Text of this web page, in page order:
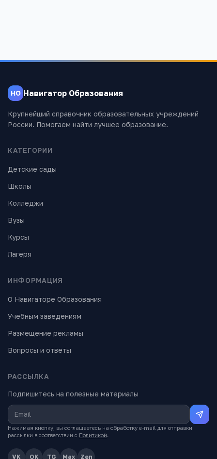
НО Навигатор Образования
Крупнейший справочник образовательных учреждений
России. Помогаем найти лучшее образование.
КАТЕГОРИИ
Детские сады
Школы
Колледжи
Вузы
Курсы
Лагеря
ИНФОРМАЦИЯ
О Навигаторе Образования
Учебным заведениям
Размещение рекламы
Вопросы и ответы
РАССЫЛКА
Подпишитесь на полезные материалы
Нажимая кнопку, вы соглашаетесь на обработку e-mail для отправки
рассылки в соответствии с Политикой.
VK OK TG Max Zen